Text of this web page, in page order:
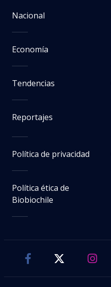
Nacional
Economía
Tendencias
Reportajes
Política de privacidad
Política ética de
Biobiochile